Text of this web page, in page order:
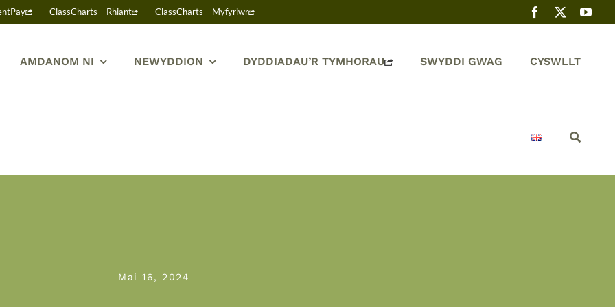
ClassCharts – Rhiant ClassCharts – Myfyriwr
AMDANOM NI NEWYDDION DYDDIADAU’R TYMHORAU SWYDDI GWAG CYSWLLT
Mai 16, 2024